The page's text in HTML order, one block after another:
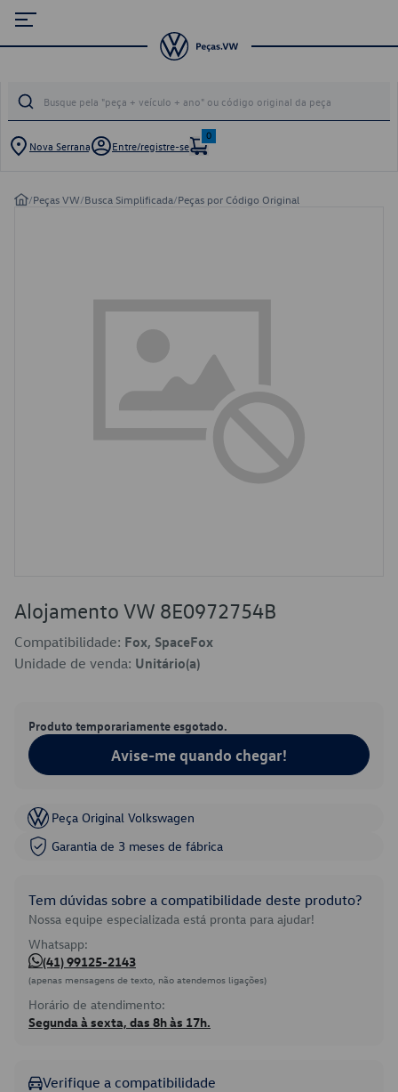
Nova Serrana Entre/registre-se
0
/Peças VW/Busca Simplificada/Peças por Código Original
Alojamento VW 8E0972754B
Compatibilidade: Fox, SpaceFox
Unidade de venda: Unitário(a)
Produto temporariamente esgotado.
Avise-me quando chegar!
Peça Original Volkswagen
Garantia de 3 meses de fábrica
Tem dúvidas sobre a compatibilidade deste produto?
Nossa equipe especializada está pronta para ajudar!
Whatsapp:
(41) 99125-2143
(apenas mensagens de texto, não atendemos ligações)
Horário de atendimento:
Segunda à sexta, das 8h às 17h.
Verifique a compatibilidade